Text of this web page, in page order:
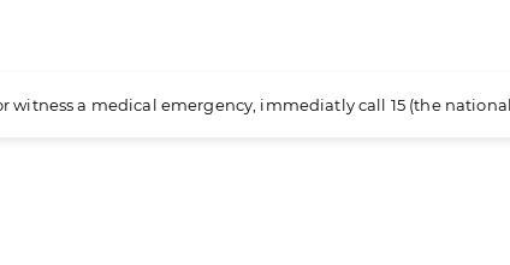
witness a medical emergency, immediatly call 15 (the